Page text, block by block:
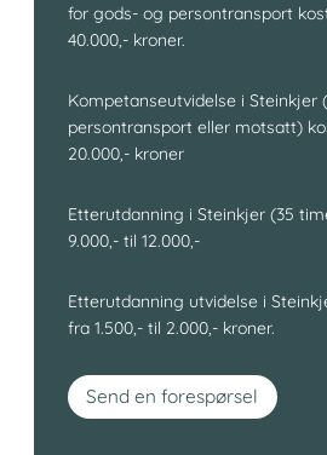
for gods- og persontransport
40.000,- kroner.
Kompetanseutvidelse i Steinkjer
persontransport eller motsatt)
20.000,- kroner
Etterutdanning i Steinkjer (35
9.000,- til 12.000,-
Etterutdanning utvidelse i
fra 1.500,- til 2.000,- kroner.
Send en forespørsel